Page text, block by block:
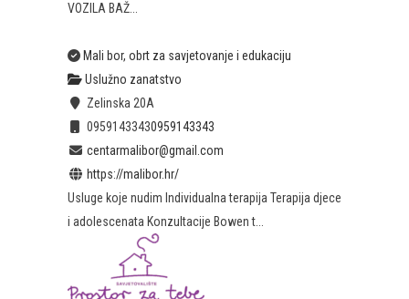
VOZILA BAŽ...
Mali bor, obrt za savjetovanje i edukaciju
Uslužno zanatstvo
Zelinska 20A
09591433430959143343
centarmalibor@gmail.com
https://malibor.hr/
Usluge koje nudim Individualna terapija Terapija djece
i adolescenata Konzultacije Bowen t...